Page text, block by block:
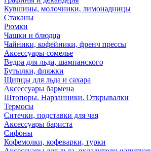
Кувшины, молочники, лимонадницы
Стаканы
Рюмки
Чашки и блюдца
Чайники, кофейники, френч прессы
Аксессуары сомелье
Ведра для льда, шампанского
Бутылки, фляжки
Щипцы для льда и сахара
Аксессуары бармена
Штопоры. Нарзанники. Открывалки
Термосы
Ситечки, подставки для чая
Аксессуары бариста
Сифоны
Кофемолки, кофеварки, турки